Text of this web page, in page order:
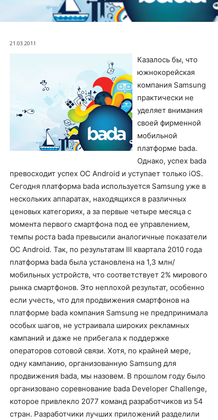
21.03.2011
Казалось бы, что
южнокорейская
компания Samsung
практически не
уделяет внимания
своей фирменной
мобильной
платформе bada.
Однако, успех bada
превосходит успех ОС Android и уступает только iOS.
Сегодня платформа bada используется Samsung уже в
нескольких аппаратах, находящихся в различных
ценовых категориях, а за первые четыре месяца с
момента первого смартфона под ее управлением,
темпы роста bada превысили аналогичные показатели
ОС Android. Так, по результатам III квартала 2010 года
платформа bada была установлена на 1,3 млн/
мобильных устройств, что соответствует 2% мирового
рынка смартфонов. Это неплохой результат, особенно
если учесть, что для продвижения смартфонов на
платформе bada компания Samsung не предпринимала
особых шагов, не устраивала широких рекламных
кампаний и даже не прибегала к поддержке
операторов сотовой связи. Хотя, по крайней мере,
одну кампанию, организованную Samsung для
продвижения bada, мы назовем. В прошлом году было
организовано соревнование bada Developer Challenge,
которое привлекло 2077 команд разработчиков из 54
стран. Разработчики лучших приложений разделили